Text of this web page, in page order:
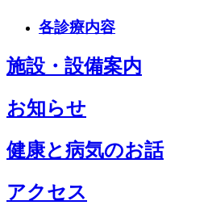
各診療内容
施設・設備案内
お知らせ
健康と病気のお話
アクセス